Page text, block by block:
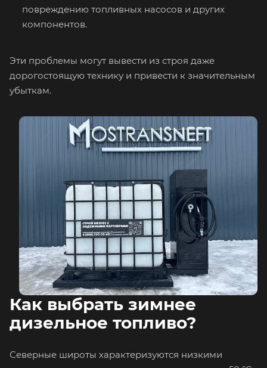
повреждению топливных насосов и других
компонентов.
Эти проблемы могут вывести из строя даже
дорогостоящую технику и привести к значительным
убыткам.
Как выбрать зимнее
дизельное топливо?
Северные широты характеризуются низкими